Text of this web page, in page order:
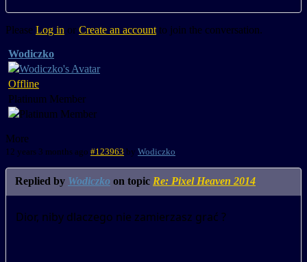
Please Log in or Create an account to join the conversation.
Wodiczko
Offline
Platinum Member
More
12 years 3 months ago #123963 by Wodiczko
Replied by Wodiczko on topic Re: Pixel Heaven 2014
Dior, niby dlaczego nie zamierzasz grać ?